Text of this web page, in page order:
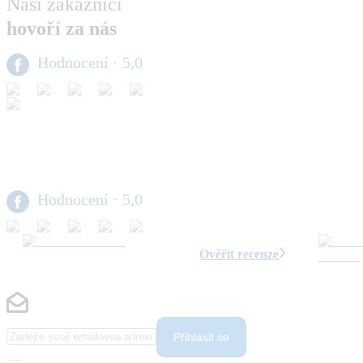
hovoří za nás
Hodnocení · 5,0
Hodnocení · 5,0
Ověřit recenze
Přihlásit se